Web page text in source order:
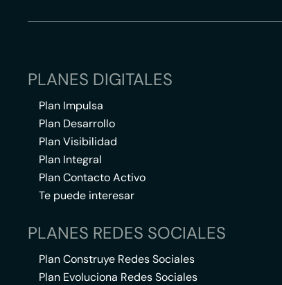
PLANES DIGITALES
Plan Impulsa
Plan Desarrollo
Plan Visibilidad
Plan Integral
Plan Contacto Activo
Te puede interesar
PLANES REDES SOCIALES
Plan Construye Redes Sociales
Plan Evoluciona Redes Sociales